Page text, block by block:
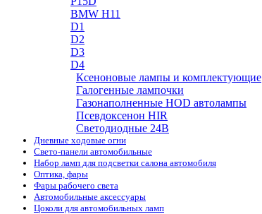
BMW H11
D1
D2
D3
D4
Ксеноновые лампы и комплектующие
Галогенные лампочки
Газонаполненные HOD автолампы
Псевдоксенон HIR
Cветодиодные 24B
Дневные ходовые огни
Свето-панели автомобильные
Набор ламп для подсветки салона автомобиля
Оптика, фары
Фары рабочего света
Автомобильные аксессуары
Цоколи для автомобильных ламп